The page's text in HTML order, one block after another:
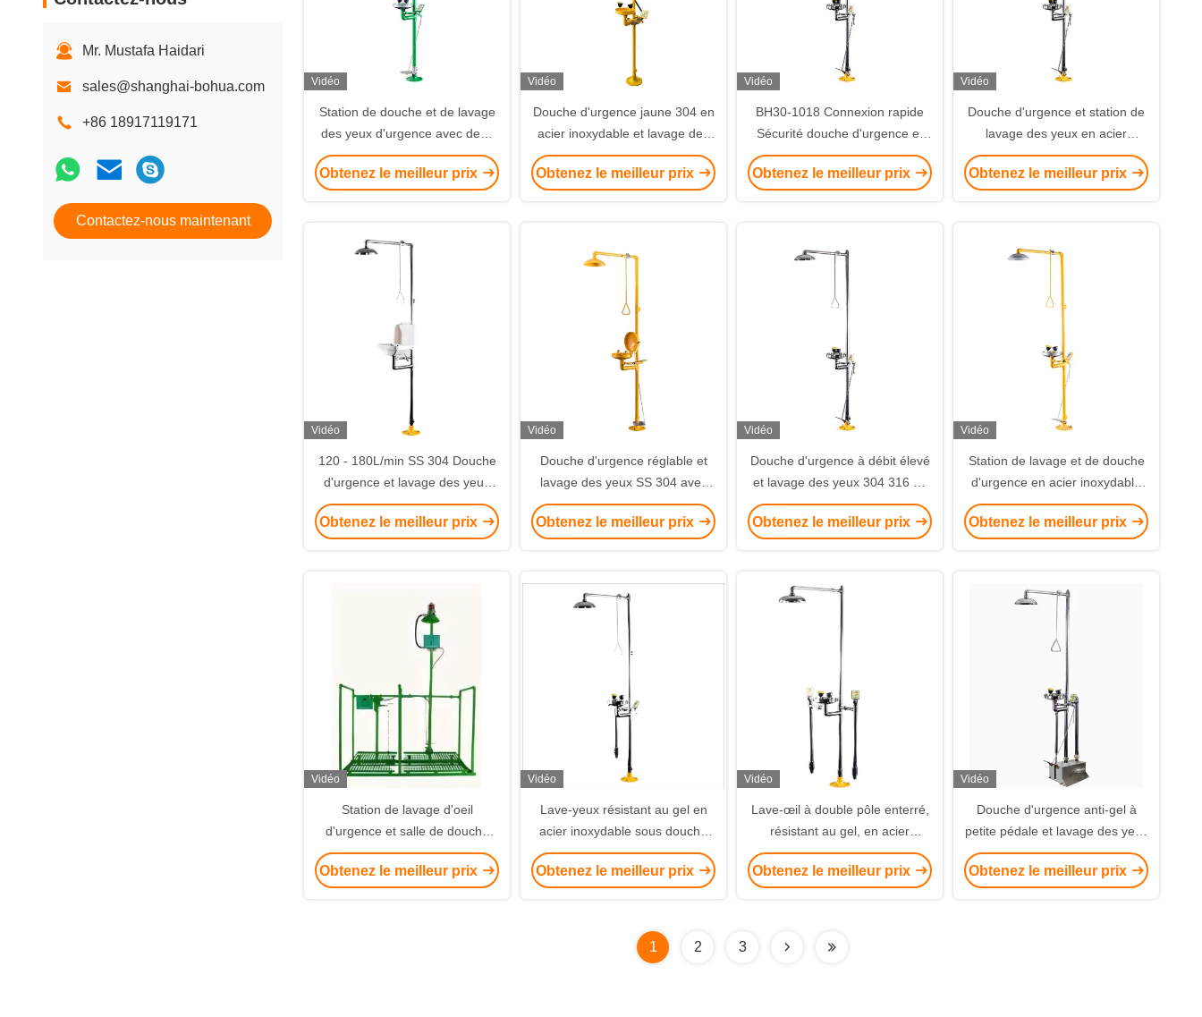
Mr. Mustafa Haidari
sales@shanghai-bohua.com
+86 18917119171
Contactez-nous maintenant
Vidéo
Station de douche et de lavage
des yeux d'urgence avec deux
têtes de pulvérisation, soupape
à bille ouverte et activation
Obtenez le meilleur prix
Vidéo
Douche d'urgence jaune 304 en
acier inoxydable et lavage des
yeux avec alarme sonore et
lumineuse
Obtenez le meilleur prix
Vidéo
BH30-1018 Connexion rapide
Sécurité douche d'urgence et
lavage des yeux Résistance à la
corrosion
Obtenez le meilleur prix
Vidéo
Douche d'urgence et station de
lavage des yeux en acier
inoxydable 304 avec deux têtes
de pulvérisation et une cuve en
Obtenez le meilleur prix
Vidéo
120 - 180L/min SS 304 Douche
d'urgence et lavage des yeux
avec couvercle en blanc
Obtenez le meilleur prix
Vidéo
Douche d'urgence réglable et
lavage des yeux SS 304 avec
couvercle de liaison
Obtenez le meilleur prix
Vidéo
Douche d'urgence à débit élevé
et lavage des yeux 304 316 en
acier inoxydable double tête de
pulvérisation
Obtenez le meilleur prix
Vidéo
Station de lavage et de douche
d'urgence en acier inoxydable
304 avec couvercle en plastique
ABS
Obtenez le meilleur prix
Vidéo
Station de lavage d'oeil
d'urgence et salle de douche
Clôture en acier inoxydable
Station de lavage d'oeil fermée
Obtenez le meilleur prix
Vidéo
Lave-yeux résistant au gel en
acier inoxydable sous douche
d'urgence à double pôle enterré
Obtenez le meilleur prix
Vidéo
Lave-œil à double pôle enterré,
résistant au gel, en acier
inoxydable, et douche d'urgence
Obtenez le meilleur prix
Vidéo
Douche d'urgence anti-gel à
petite pédale et lavage des yeux
en acier inoxydable BH30-
5012A
Obtenez le meilleur prix
1 2 3